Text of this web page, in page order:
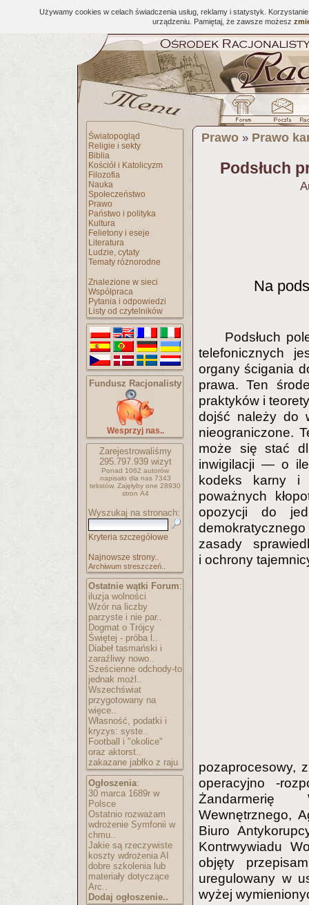
Używamy cookies w celach świadczenia usług, reklamy i statystyk.
urządzeniu. Pamiętaj, że zawsze możesz
Światopogląd
Religie i sekty
Biblia
Kościół i Katolicyzm
Filozofia
Nauka
Społeczeństwo
Prawo
Państwo i polityka
Kultura
Felietony i eseje
Literatura
Ludzie, cytaty
Tematy różnorodne
Znalezione w sieci
Współpraca
Pytania i odpowiedzi
Listy od czytelników
Fundusz Racjonalisty
Wesprzyj nas..
Zarejestrowaliśmy
295.797.939wizyt
Ponad 1062 autorów
napisało dla nas 7343
tekstów. Zajęłyby one 28930
stron A4
Wyszukaj na stronach:
Kryteria szczegółowe
Najnowsze strony..
Archiwum streszczeń..
Ostatnie wątki Forum:
iluzja wolności
Wzór na liczby
parzyste i nie par..
Dogmat o Trójcy
Świętej - próba l..
Diabeł tasmański i
zaraźliwy nowo..
Sześcienne odchody-to
jednak możl..
Wszechświat
przygotowany na
więce..
Własność, podatki i
kryzys: syste..
Football i "okolice"
oraz aktorst..
zakazane jabłko z raju
Ogłoszenia:
30 marca 1689r w
Polsce
Ostatnio rozważam
wdrożenie Symfonii w
chmu..
Jakie są rzeczywiste
koszty wdrożenia AI
dobre szkolenia lub
materiały dotyczące
Arc..
Dodaj ogłoszenie..
Prawo » Prawo
Podsłuch
Na
Podsłuch
telefonicznych
organy ścigania
prawa. Ten
praktyków i
dojść należy do
nieograniczone.
może się stać
inwigilacji — o
kodeks karny i
poważnych
opozycji do
zasady
i ochrony
pozaprocesowy,
operacyjno -
Żandarmerię
Wewnętrznego,
Biuro
Kontrwywiadu
objęty
uregulowany w
wyżej